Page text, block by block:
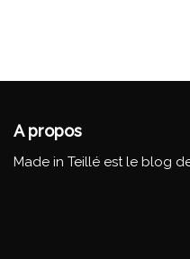
A propos
Made in Teillé est le blog